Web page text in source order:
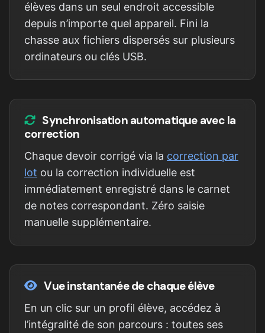
élèves dans un seul endroit accessible
depuis n’importe quel appareil. Fini la
chasse aux fichiers dispersés sur plusieurs
ordinateurs ou clés USB.
Synchronisation automatique avec la
correction
Chaque devoir corrigé via la correction par
lot ou la correction individuelle est
immédiatement enregistré dans le carnet
de notes correspondant. Zéro saisie
manuelle supplémentaire.
Vue instantanée de chaque élève
En un clic sur un profil élève, accédez à
l’intégralité de son parcours : toutes ses